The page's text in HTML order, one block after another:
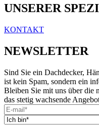
UNSERER
KONTAKT
NEWSLETTER
Sind Sie ein Dachdecker,
ist kein Spam, sondern ein
Bleiben Sie mit uns über die
das stetig wachsende